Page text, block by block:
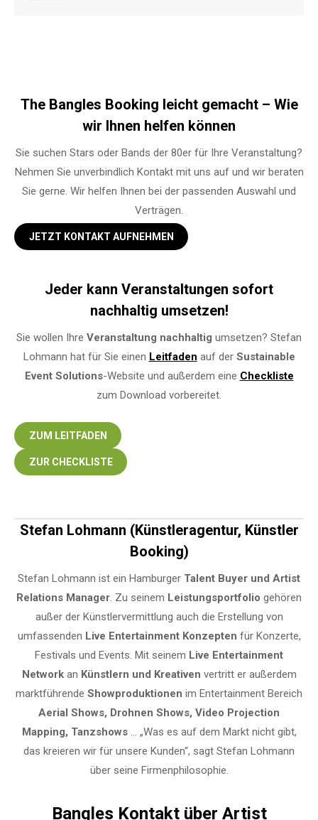
The Bangles Booking leicht gemacht – Wie
wir Ihnen helfen können
Sie suchen Stars oder Bands der 80er für Ihre Veranstaltung?
Nehmen Sie unverbindlich Kontakt mit uns auf und wir beraten
Sie gerne. Wir helfen Ihnen bei der passenden Auswahl und
Verträgen.
JETZT KONTAKT AUFNEHMEN
Jeder kann Veranstaltungen sofort
nachhaltig umsetzen!
Sie wollen Ihre Veranstaltung nachhaltig umsetzen? Stefan
Lohmann hat für Sie einen Leitfaden auf der Sustainable
Event Solutions-Website und außerdem eine Checkliste
zum Download vorbereitet.
ZUM LEITFADEN
ZUR CHECKLISTE
Stefan Lohmann (Künstleragentur, Künstler
Booking)
Stefan Lohmann ist ein Hamburger Talent Buyer und Artist
Relations Manager. Zu seinem Leistungsportfolio gehören
außer der Künstlervermittlung auch die Erstellung von
umfassenden Live Entertainment Konzepten für Konzerte,
Festivals und Events. Mit seinem Live Entertainment
Networkan Künstlern und Kreativen vertritt er außerdem
marktführende Showproduktionen im Entertainment Bereich
Aerial Shows, Drohnen Shows, Video Projection
Mapping, Tanzshows … „Was es auf dem Markt nicht gibt,
das kreieren wir für unsere Kunden“, sagt Stefan Lohmann
über seine Firmenphilosophie.
Bangles Kontakt über Artist